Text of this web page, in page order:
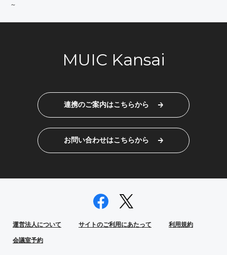
～
MUIC Kansai
連携のご案内はこちらから
お問い合わせはこちらから
運営法人について サイトのご利用にあたって 利用規約
会議室予約